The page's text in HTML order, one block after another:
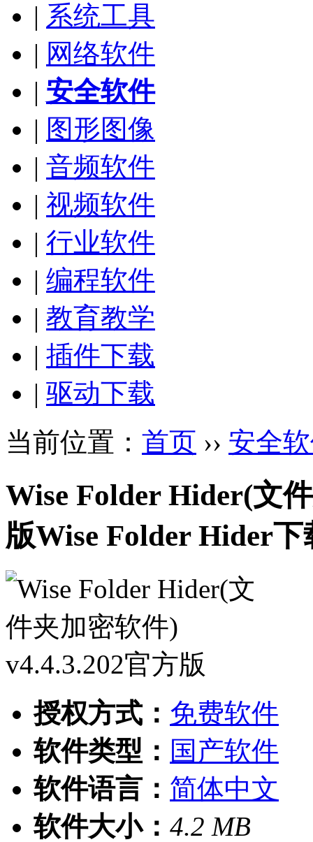
| 系统工具
| 网络软件
| 安全软件
| 图形图像
| 音频软件
| 视频软件
| 行业软件
| 编程软件
| 教育教学
| 插件下载
| 驱动下载
当前位置： 首页 ›› 安全
Wise Folder Hider(文
版Wise Folder Hider下
授权方式： 免费软件
软件类型： 国产软件
软件语言： 简体中文
软件大小： 4.2 MB